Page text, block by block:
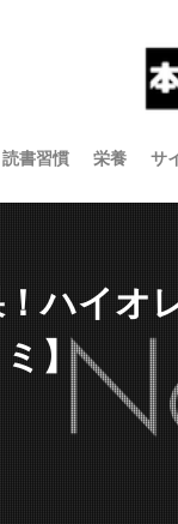
読書習慣 栄養 サ
ハイオ
】